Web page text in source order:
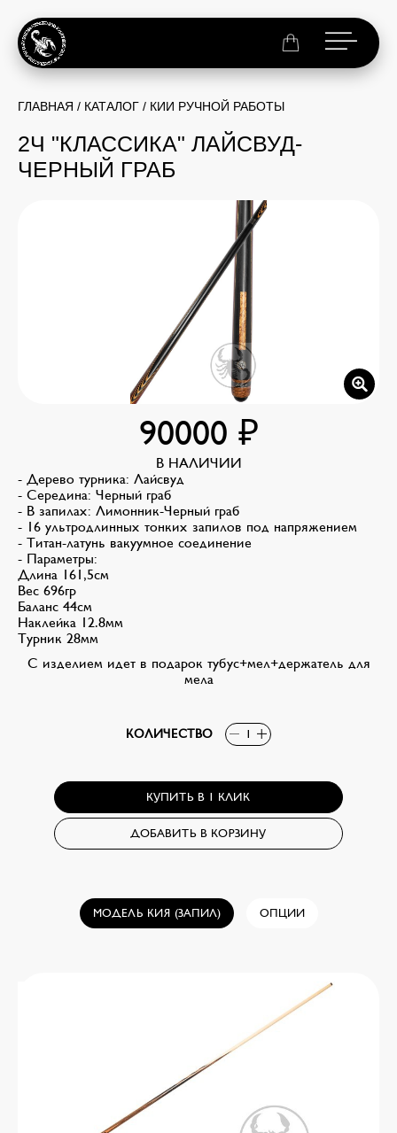
ГЛАВНАЯ / КАТАЛОГ / КИИ РУЧНОЙ РАБОТЫ
2Ч "КЛАССИКА" ЛАЙСВУД-
ЧЕРНЫЙ ГРАБ
90000 ₽
В НАЛИЧИИ
- Дерево турника: Лайсвуд
- Середина: Черный граб
- В запилах: Лимонник-Черный граб
- 16 ультродлинных тонких запилов под напряжением
- Титан-латунь вакуумное соединение
- Параметры:
Длина 161,5см
Вес 696гр
Баланс 44см
Наклейка 12.8мм
Турник 28мм
С изделием идет в подарок тубус+мел+держатель для
мела
КОЛИЧЕСТВО
ДОБАВИТЬ В КОРЗИНУ
МОДЕЛЬ КИЯ (ЗАПИЛ) ОПЦИИ